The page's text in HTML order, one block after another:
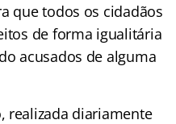
que todos os cidadãos
de forma igualitária
acusados de alguma
realizada diariamente